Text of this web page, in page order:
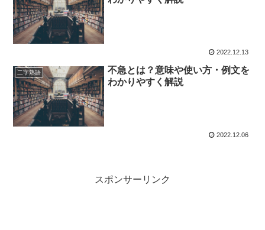
2022.12.13
二字熟語
不急とは？意味や使い方・例文を
わかりやすく解説
2022.12.06
スポンサーリンク